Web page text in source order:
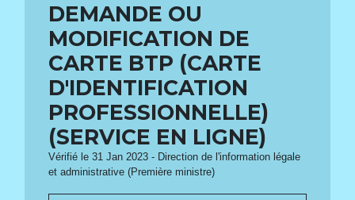
DEMANDE OU
MODIFICATION DE
CARTE BTP (CARTE
D'IDENTIFICATION
PROFESSIONNELLE)
(SERVICE EN LIGNE)
Vérifié le 31 Jan 2023 - Direction de l'information légale
et administrative (Première ministre)